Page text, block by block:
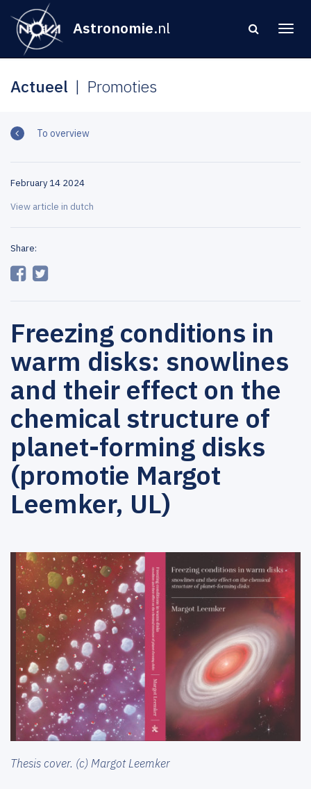
Astronomie.nl
Actueel Promoties
To overview
February 14 2024
View article in dutch
Share:
Freezing conditions in
warm disks: snowlines
and their effect on the
chemical structure of
planet-forming disks
(promotie Margot
Leemker, UL)
Thesis cover. (c) Margot Leemker